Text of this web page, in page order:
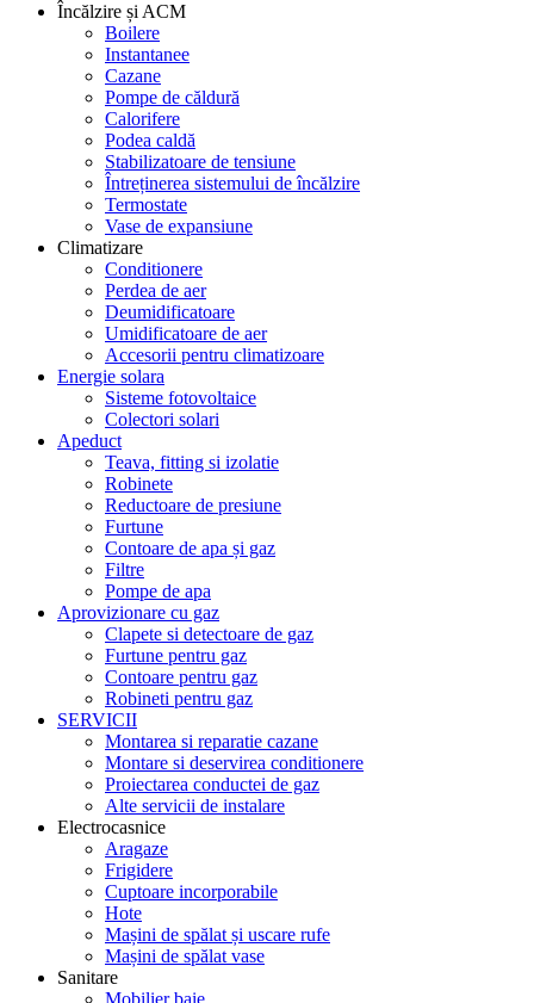
Încălzire și ACM
Boilere
Instantanee
Cazane
Pompe de căldură
Calorifere
Podea caldă
Stabilizatoare de tensiune
Întreținerea sistemului de încălzire
Termostate
Vase de expansiune
Climatizare
Conditionere
Perdea de aer
Deumidificatoare
Umidificatoare de aer
Accesorii pentru climatizoare
Energie solara
Sisteme fotovoltaice
Colectori solari
Apeduct
Teava, fitting si izolatie
Robinete
Reductoare de presiune
Furtune
Contoare de apa și gaz
Filtre
Pompe de apa
Aprovizionare cu gaz
Clapete si detectoare de gaz
Furtune pentru gaz
Contoare pentru gaz
Robineti pentru gaz
SERVICII
Montarea si reparatie cazane
Montare si deservirea conditionere
Proiectarea conductei de gaz
Alte servicii de instalare
Electrocasnice
Aragaze
Frigidere
Cuptoare incorporabile
Hote
Mașini de spălat și uscare rufe
Mașini de spălat vase
Sanitare
Mobilier baie